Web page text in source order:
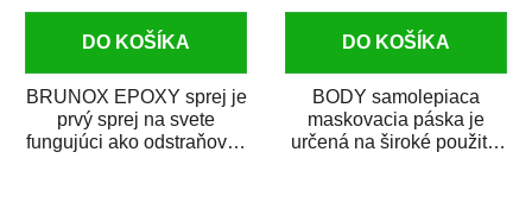
DO KOŠÍKA
BRUNOX EPOXY sprej je
prvý sprej na svete
fungujúci ako odstraňovač
DO KOŠÍKA
BODY samolepiaca
maskovacia páska je
určená na široké použitie